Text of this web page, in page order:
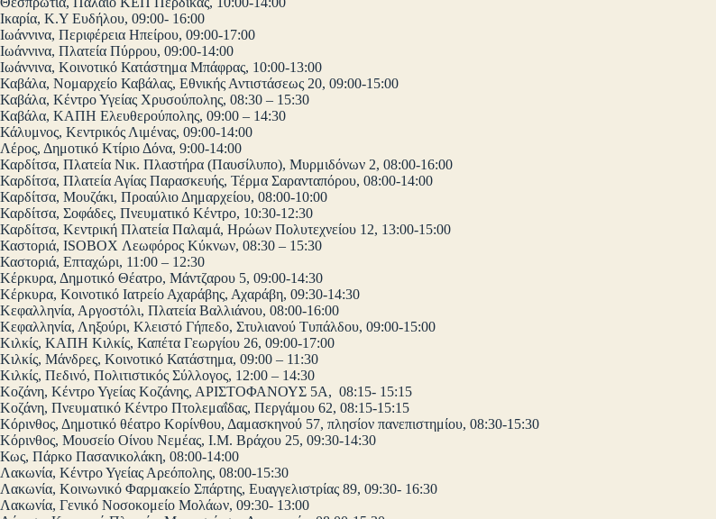
Ικαρία, Κ.Υ Ευδήλου, 09:00- 16:00
Ιωάννινα, Περιφέρεια Ηπείρου, 09:00-17:00
Ιωάννινα, Πλατεία Πύρρου, 09:00-14:00
Ιωάννινα, Κοινοτικό Κατάστημα Μπάφρας, 10:00-13:00
Καβάλα, Νομαρχείο Καβάλας, Εθνικής Αντιστάσεως 20, 09:00-15:00
Καβάλα, Κέντρο Υγείας Χρυσούπολης, 08:30 – 15:30
Καβάλα, ΚΑΠΗ Ελευθερούπολης, 09:00 – 14:30
Κάλυμνος, Κεντρικός Λιμένας, 09:00-14:00
Λέρος, Δημοτικό Κτίριο Δόνα, 9:00-14:00
Καρδίτσα, Πλατεία Νικ. Πλαστήρα (Παυσίλυπο), Μυρμιδόνων 2, 08:00-16:00
Καρδίτσα, Πλατεία Αγίας Παρασκευής, Τέρμα Σαρανταπόρου, 08:00-14:00
Καρδίτσα, Μουζάκι, Προαύλιο Δημαρχείου, 08:00-10:00
Καρδίτσα, Σοφάδες, Πνευματικό Κέντρο, 10:30-12:30
Καρδίτσα, Κεντρική Πλατεία Παλαμά, Ηρώων Πολυτεχνείου 12, 13:00-15:00
Καστοριά, ISOBOX Λεωφόρος Κύκνων, 08:30 – 15:30
Καστοριά, Επταχώρι, 11:00 – 12:30
Κέρκυρα, Δημοτικό Θέατρο, Μάντζαρου 5, 09:00-14:30
Κέρκυρα, Κοινοτικό Ιατρείο Αχαράβης, Αχαράβη, 09:30-14:30
Κεφαλληνία, Αργοστόλι, Πλατεία Βαλλιάνου, 08:00-16:00
Κεφαλληνία, Ληξούρι, Κλειστό Γήπεδο, Στυλιανού Τυπάλδου, 09:00-15:00
Κιλκίς, ΚΑΠΗ Κιλκίς, Καπέτα Γεωργίου 26, 09:00-17:00
Κιλκίς, Μάνδρες, Κοινοτικό Κατάστημα, 09:00 – 11:30
Κιλκίς, Πεδινό, Πολιτιστικός Σύλλογος, 12:00 – 14:30
Κοζάνη, Κέντρο Υγείας Κοζάνης, ΑΡΙΣΤΟΦΑΝΟΥΣ 5Α, 08:15- 15:15
Κοζάνη, Πνευματικό Κέντρο Πτολεμαΐδας, Περγάμου 62, 08:15-15:15
Κόρινθος, Δημοτικό θέατρο Κορίνθου, Δαμασκηνού 57, πλησίον πανεπιστημίου, 08:30-15:30
Κόρινθος, Μουσείο Οίνου Νεμέας, Ι.Μ. Βράχου 25, 09:30-14:30
Κως, Πάρκο Πασανικολάκη, 08:00-14:00
Λακωνία, Κέντρο Υγείας Αρεόπολης, 08:00-15:30
Λακωνία, Κοινωνικό Φαρμακείο Σπάρτης, Ευαγγελιστρίας 89, 09:30- 16:30
Λακωνία, Γενικό Νοσοκομείο Μολάων, 09:30- 13:00